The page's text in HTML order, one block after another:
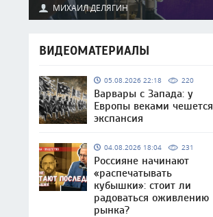
МИХАИЛ ДЕЛЯГИН
ВИДЕОМАТЕРИАЛЫ
05.08.2026 22:18 220
Варвары с Запада: у
Европы веками чешется
экспансия
04.08.2026 18:04 231
Россияне начинают
«распечатывать
кубышки»: стоит ли
радоваться оживлению
рынка?